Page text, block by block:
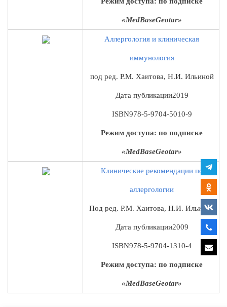
«MedBaseGeotar»
Аллергология и клиническая
иммунология
под ред. Р.М. Хаитова, Н.И. Ильиной
Дата публикации2019
ISBN978-5-9704-5010-9
Режим доступа: по подписке
«MedBaseGeotar»
Клинические рекомендации по
аллергологии
Под ред. Р.М. Хаитова, Н.И. Ильиной
Дата публикации2009
ISBN978-5-9704-1310-4
Режим доступа: по подписке
«MedBaseGeotar»